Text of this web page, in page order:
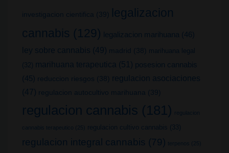
investigacion cientifica (39)
legalizacion
cannabis (129) legalizacion marihuana (46)
ley sobre cannabis (49) madrid (38)
marihuana legal
(32)
marihuana terapeutica (51) posesion cannabis
(45) reduccion riesgos (38)
regulacion asociaciones
(47) regulacion autocultivo marihuana (39)
regulacion cannabis (181) regulacion
cannabis terapeutico (25) regulacion cultivo cannabis (33)
regulacion integral cannabis (79) terpenos (25)